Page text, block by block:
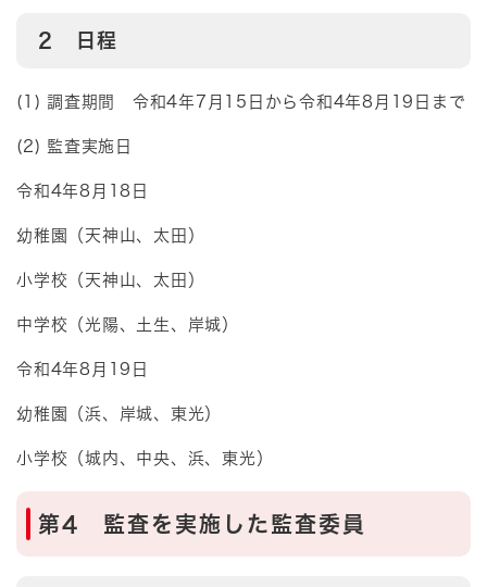
2 日程
(1) 調査期間 令和4年7月15日から令和4年8月19日まで
(2) 監査実施日
令和4年8月18日
幼稚園（天神山、太田）
小学校（天神山、太田）
中学校（光陽、土生、岸城）
令和4年8月19日
幼稚園（浜、岸城、東光）
小学校（城内、中央、浜、東光）
第4 監査を実施した監査委員